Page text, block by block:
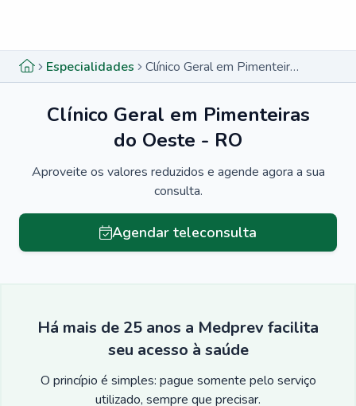
Especialidades Clínico Geral em Pimenteiras do Oeste - RO
Clínico Geral em Pimenteiras
do Oeste - RO
Aproveite os valores reduzidos e agende agora a sua
consulta.
Agendar teleconsulta
Há mais de 25 anos a Medprev facilita
seu acesso à saúde
O princípio é simples: pague somente pelo serviço
utilizado, sempre que precisar.